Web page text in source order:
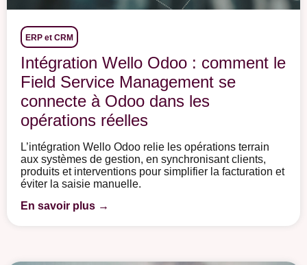
ERP et CRM
Intégration Wello Odoo : comment le
Field Service Management se
connecte à Odoo dans les
opérations réelles
L’intégration Wello Odoo relie les opérations terrain
aux systèmes de gestion, en synchronisant clients,
produits et interventions pour simplifier la facturation et
éviter la saisie manuelle.
En savoir plus →